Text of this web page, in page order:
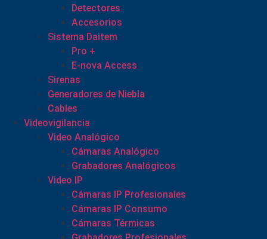
Detectores
Accesorios
Sistema Daitem
Pro +
E-nova Access
Sirenas
Generadores de Niebla
Cables
Videovigilancia
Video Analógico
Cámaras Analógico
Grabadores Analógicos
Video IP
Cámaras IP Profesionales
Cámaras IP Consumo
Cámaras Térmicas